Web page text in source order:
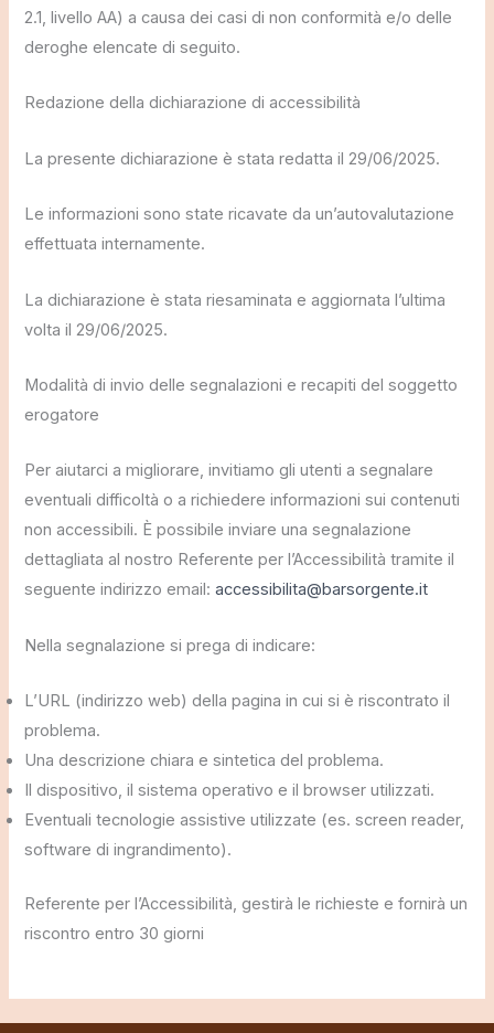
2.1, livello AA) a causa dei casi di non conformità e/o delle
deroghe elencate di seguito.
Redazione della dichiarazione di accessibilità
La presente dichiarazione è stata redatta il 29/06/2025.
Le informazioni sono state ricavate da un’autovalutazione
effettuata internamente.
La dichiarazione è stata riesaminata e aggiornata l’ultima
volta il 29/06/2025.
Modalità di invio delle segnalazioni e recapiti del soggetto
erogatore
Per aiutarci a migliorare, invitiamo gli utenti a segnalare
eventuali difficoltà o a richiedere informazioni sui contenuti
non accessibili. È possibile inviare una segnalazione
dettagliata al nostro Referente per l’Accessibilità tramite il
seguente indirizzo email:accessibilita@barsorgente.it
Nella segnalazione si prega di indicare:
L’URL (indirizzo web) della pagina in cui si è riscontrato il
problema.
Una descrizione chiara e sintetica del problema.
Il dispositivo, il sistema operativo e il browser utilizzati.
Eventuali tecnologie assistive utilizzate (es. screen reader,
software di ingrandimento).
Referente per l’Accessibilità, gestirà le richieste e fornirà un
riscontro entro 30 giorni